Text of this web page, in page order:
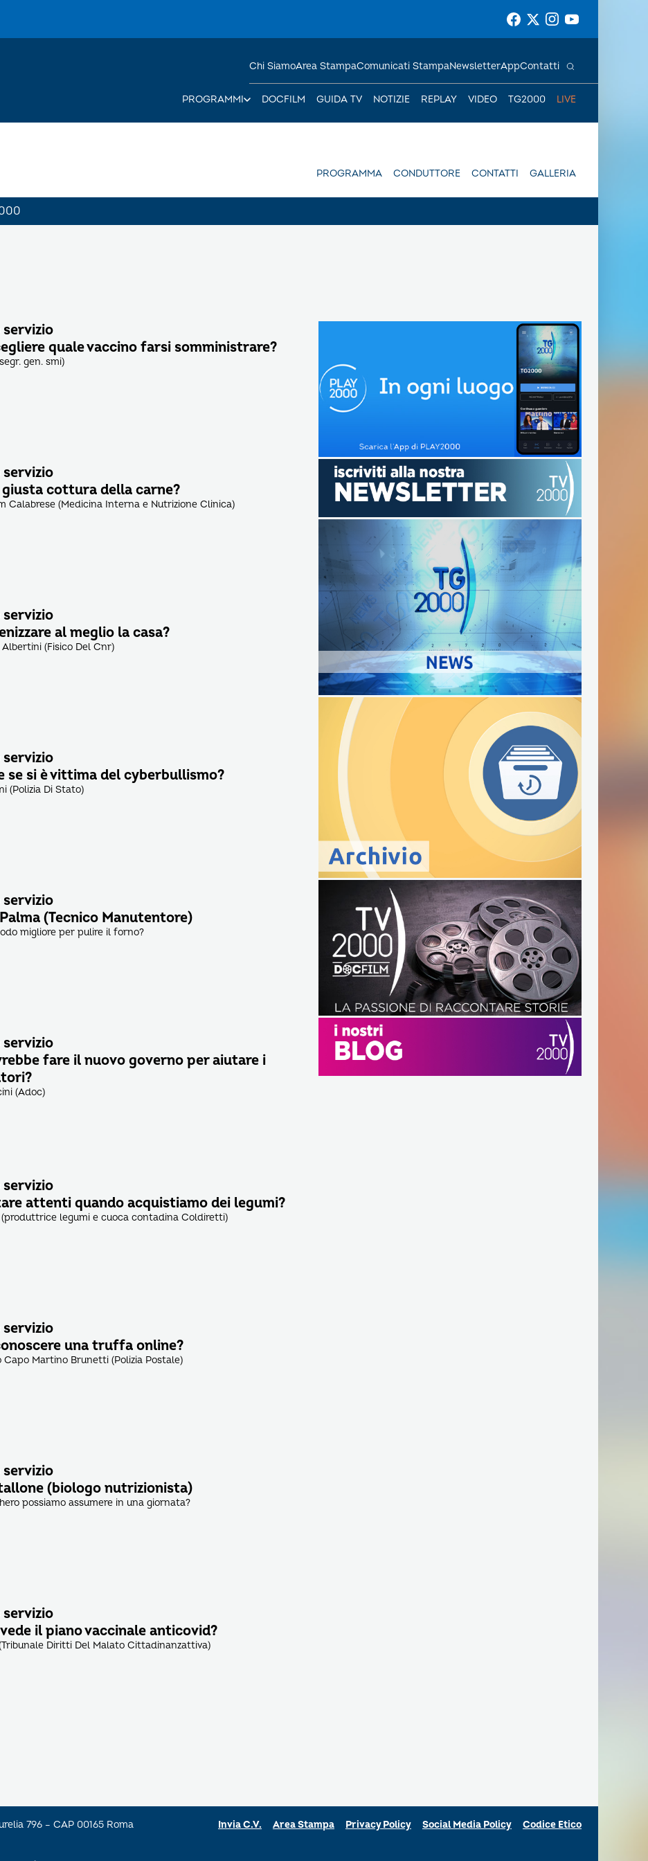
PROGRAMMI DOCFILM GUIDA TV NOTIZIE REPLAY VIDEO TG2000 LIVE
Chi SiamoArea StampaComunicati StampaNewsletterAppContatti
PROGRAMMA CONDUTTORE CONTATTI GALLERIA
quale vaccino farsi somministrare?
gen. smi)
giusta cottura della carne?
Calabrese (Medicina Interna e Nutrizione Clinica)
al meglio la casa?
Albertini (Fisico Del Cnr)
se si è vittima del cyberbullismo?
(Polizia Di Stato)
(Tecnico Manutentore)
migliore per pulire il forno?
fare il nuovo governo per aiutare i
(Adoc)
attenti quando acquistiamo dei legumi?
legumi e cuoca contadina Coldiretti)
una truffa online?
Capo Martino Brunetti (Polizia Postale)
(biologo nutrizionista)
possiamo assumere in una giornata?
il piano vaccinale anticovid?
Diritti Del Malato Cittadinanzattiva)
796 – CAP 00165 Roma Invia C.V. Area Stampa Privacy Policy Social Media Policy Codice Etico